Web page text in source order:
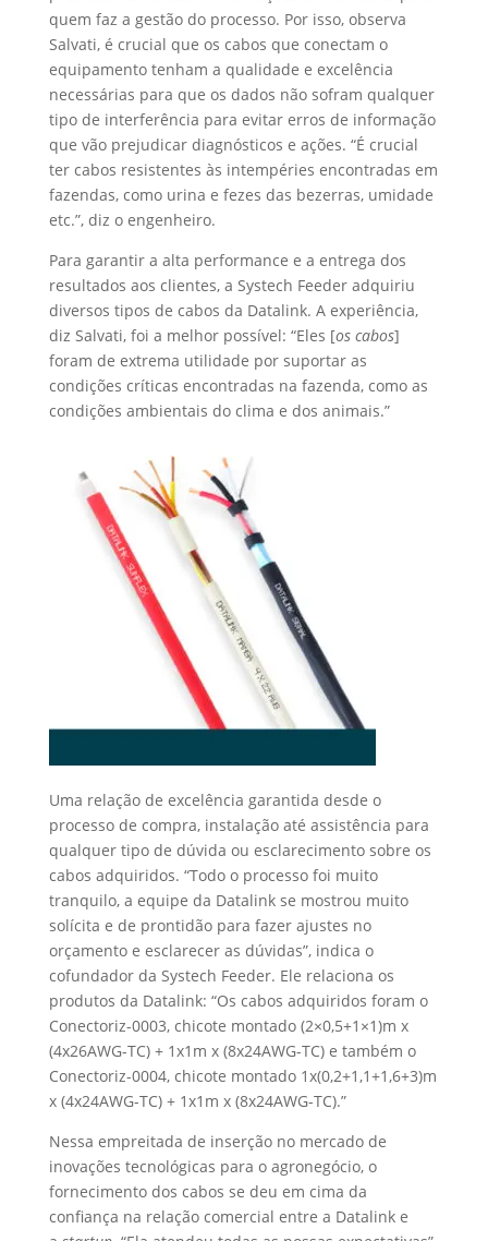
quem faz a gestão do processo. Por isso, observa
Salvati, é crucial que os cabos que conectam o
equipamento tenham a qualidade e excelência
necessárias para que os dados não sofram qualquer
tipo de interferência para evitar erros de informação
que vão prejudicar diagnósticos e ações. “É crucial
ter cabos resistentes às intempéries encontradas em
fazendas, como urina e fezes das bezerras, umidade
etc.”, diz o engenheiro.
Para garantir a alta performance e a entrega dos
resultados aos clientes, a Systech Feeder adquiriu
diversos tipos de cabos da Datalink. A experiência,
diz Salvati, foi a melhor possível: “Eles [os cabos]
foram de extrema utilidade por suportar as
condições críticas encontradas na fazenda, como as
condições ambientais do clima e dos animais.”
Uma relação de excelência garantida desde o
processo de compra, instalação até assistência para
qualquer tipo de dúvida ou esclarecimento sobre os
cabos adquiridos. “Todo o processo foi muito
tranquilo, a equipe da Datalink se mostrou muito
solícita e de prontidão para fazer ajustes no
orçamento e esclarecer as dúvidas”, indica o
cofundador da Systech Feeder. Ele relaciona os
produtos da Datalink: “Os cabos adquiridos foram o
Conectoriz-0003, chicote montado (2×0,5+1×1)m x
(4x26AWG-TC) + 1x1m x (8x24AWG-TC) e também o
Conectoriz-0004, chicote montado 1x(0,2+1,1+1,6+3)m
x (4x24AWG-TC) + 1x1m x (8x24AWG-TC).”
Nessa empreitada de inserção no mercado de
inovações tecnológicas para o agronegócio, o
fornecimento dos cabos se deu em cima da
confiança na relação comercial entre a Datalink e